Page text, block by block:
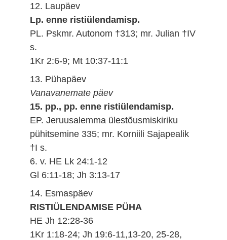
12. Laupäev
Lp. enne ristiülendamisp.
PL. Pskmr. Autonom †313; mr. Julian †IV
s.
1Kr 2:6-9; Mt 10:37-11:1
13. Pühapäev
Vanavanemate päev
15. pp., pp. enne ristiülendamisp.
EP. Jeruusalemma ülestõusmiskiriku
pühitsemine 335; mr. Korniili Sajapealik
†I s.
6. v. HE Lk 24:1-12
Gl 6:11-18; Jh 3:13-17
14. Esmaspäev
RISTIÜLENDAMISE PÜHA
HE Jh 12:28-36
1Kr 1:18-24; Jh 19:6-11,13-20, 25-28,